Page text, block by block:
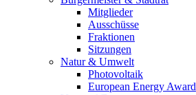
Mitglieder
Ausschüsse
Fraktionen
Sitzungen
Natur & Umwelt
Photovoltaik
European Energy Award